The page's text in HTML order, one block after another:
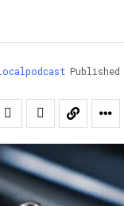
Published